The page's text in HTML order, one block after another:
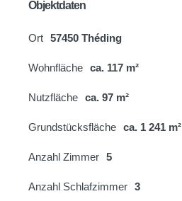
Objektdaten
Ort 57450 Théding
Wohnfläche ca. 117 m²
Nutzfläche ca. 97 m²
Grundstücksfläche ca. 1 241 m²
Anzahl Zimmer 5
Anzahl Schlafzimmer 3